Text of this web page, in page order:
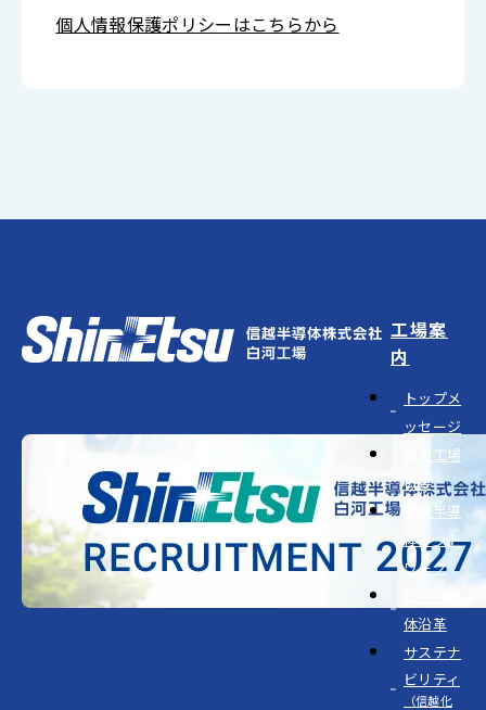
個人情報保護ポリシーはこちらから
工場案
内
トップメ
ッセージ
白河工場
概要
信越半導
体ネット
ワーク
体沿革
サステナ
ビリティ
（信越化